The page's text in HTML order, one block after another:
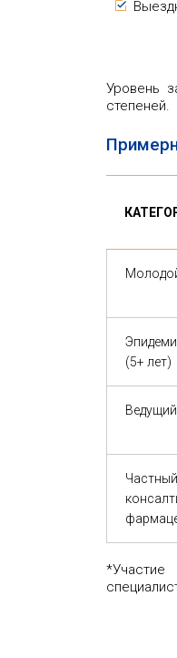
Уровень
степеней.
(5+ лет)